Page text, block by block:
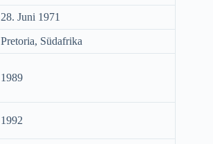
28. Juni 1971
Pretoria, Südafrika
1989
1992